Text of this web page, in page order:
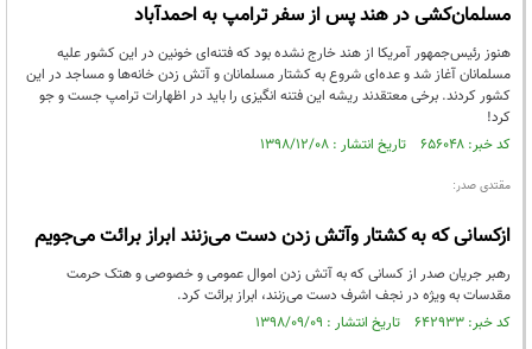
مسلمان‌کشی در هند پس از سفر ترامپ به احمدآباد
هنوز رئیس‌جمهور آمریکا از هند خارج نشده بود که فتنه‌ای خونین در این کشور علیه
مسلمانان آغاز شد و عده‌ای شروع به کشتار مسلمانان و آتش زدن خانه‌ها و مساجد در این
کشور کردند. برخی معتقدند ریشه این فتنه انگیزی را باید در اظهارات ترامپ جست و جو
کرد!
کد خبر: ۶۵۶۰۴۸ تاریخ انتشار : ۱۳۹۸/۱۲/۰۸
مقتدی صدر:
ازکسانی که به کشتار وآتش زدن دست می‌زنند ابراز برائت می‌جویم
رهبر جریان صدر از کسانی که به آتش زدن اموال عمومی و خصوصی و هتک حرمت
مقدسات به ویژه در نجف اشرف دست می‌زنند، ابراز برائت کرد.
کد خبر: ۶۴۲۹۳۳ تاریخ انتشار : ۱۳۹۸/۰۹/۰۹